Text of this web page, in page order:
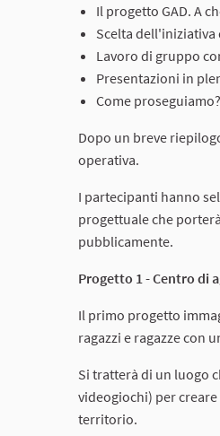
Il progetto GAD. A
Scelta dell'iniziativa
Lavoro di gruppo
Presentazioni in
Come
Dopo un breve
operativa.
I partecipanti hanno
progettuale che
pubblicamente.
Progetto 1 - Centro di
Il primo progetto
ragazzi e ragazze con
Si tratterà di un luogo
videogiochi) per
territorio.